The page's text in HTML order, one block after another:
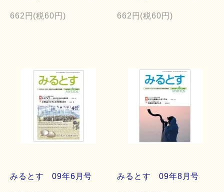
662円(税60円) 662円(税60円)
みるとす 09年6月号 みるとす 09年8月号